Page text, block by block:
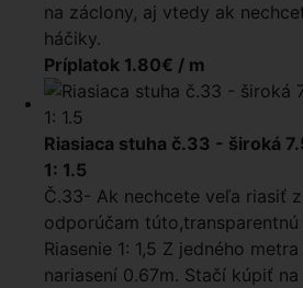
na záclony, aj vtedy ak
háčiky.
Príplatok 1.80€ / m
Riasiaca stuha č.33 - široká
1: 1.5
Č.33- Ak nechcete veľa riasiť
odporúčam túto,transparentnú
Riasenie 1: 1,5 Z jedného
nariasení 0.67m. Stačí kúpiť